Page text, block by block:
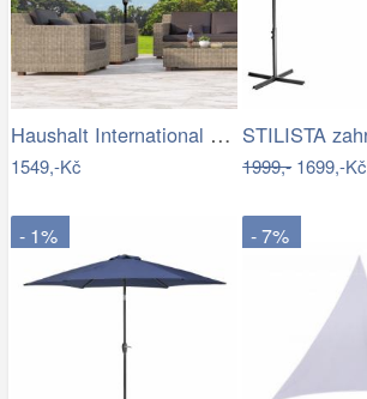
Haushalt International Kovový slunečník…
1549,-Kč 1999,-1699,-Kč
- 1% - 7%